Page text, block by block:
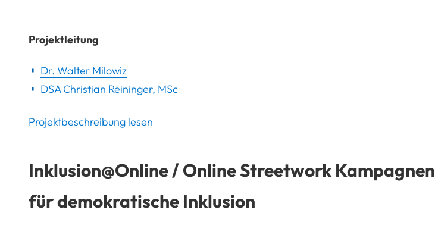
Projektleitung
Dr. Walter Milowiz
DSA Christian Reininger, MSc
Projektbeschreibung lesen
Inklusion@Online / Online Streetwork Kampagnen
für demokratische Inklusion